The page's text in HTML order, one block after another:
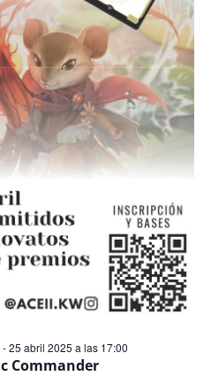
Commander
-25 abril 2025 a las 17:00